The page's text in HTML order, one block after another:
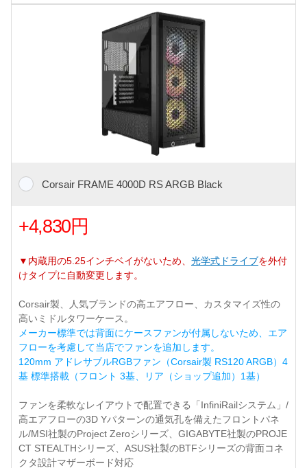
Corsair FRAME 4000D RS ARGB Black
+4,830円
▼内蔵用の5.25インチベイがないため、 光学式ドライブを外付
けタイプに自動変更します。
Corsair製、人気ブランドの高エアフロー、カスタマイズ性の
高いミドルタワーケース。
メーカー標準では背面にケースファンが付属しないため、エア
フローを考慮して当店でファンを追加します。
120mm アドレサブルRGBファン（Corsair製 RS120 ARGB）4
基 標準搭載（フロント 3基、リア（ショップ追加）1基）
ファンを柔軟なレイアウトで配置できる「InfiniRailシステム」/
高エアフローの3D Yパターンの通気孔を備えたフロントパネ
ル/MSI社製のProject Zeroシリーズ、GIGABYTE社製のPROJE
CT STEALTHシリーズ、ASUS社製のBTFシリーズの背面コネ
クタ設計マザーボード対応